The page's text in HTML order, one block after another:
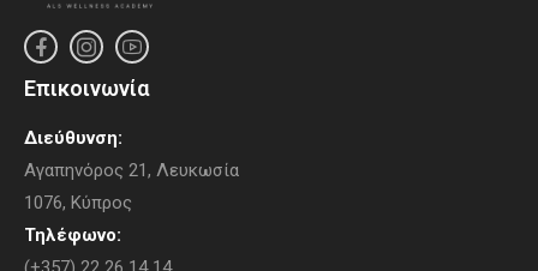
Eπικοινωνία
Διεύθυνση:
Αγαπηνόρoς 21, Λευκωσία
1076, Κύπρος
Τηλέφωνο: